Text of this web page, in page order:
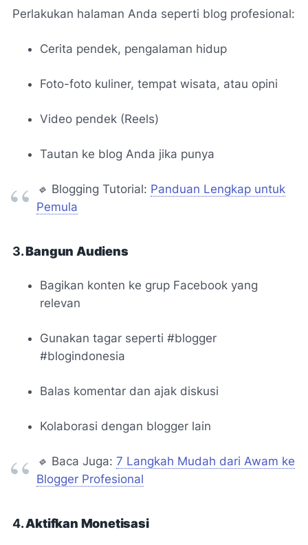
Perlakukan halaman Anda seperti blog profesional:
Cerita pendek, pengalaman hidup
Foto-foto kuliner, tempat wisata, atau opini
Video pendek (Reels)
Tautan ke blog Anda jika punya
🔹 Blogging Tutorial: Panduan Lengkap untuk
Pemula
3.Bangun Audiens
Bagikan konten ke grup Facebook yang
relevan
Gunakan tagar seperti #blogger
#blogindonesia
Balas komentar dan ajak diskusi
Kolaborasi dengan blogger lain
🔹 Baca Juga: 7 Langkah Mudah dari Awam ke
Blogger Profesional
4.Aktifkan Monetisasi